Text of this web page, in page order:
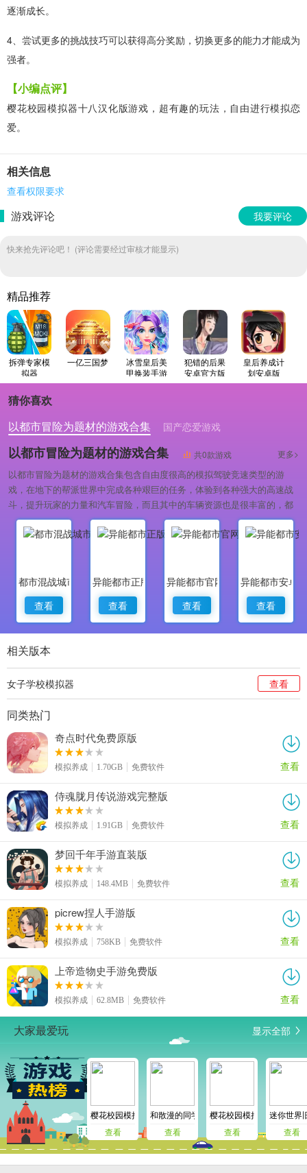
逐渐成长。
4、尝试更多的挑战技巧可以获得高分奖励，切换更多的能力才能成为
强者。
【小编点评】
樱花校园模拟器十八汉化版游戏，超有趣的玩法，自由进行模拟恋
爱。
相关信息
查看权限要求
游戏评论 我要评论
快来抢先评论吧！ (评论需要经过审核才能显示)
精品推荐
拆弹专家模
拟器
一亿三国梦
冰雪皇后美
甲换装手游
免费版
犯错的后果
安卓官方版
皇后养成计
划安卓版
猜你喜欢
以都市冒险为题材的游戏合集
国产恋爱游戏
像素冒险策略类手游
以都市冒险为题材的游戏合集 共0款游戏 更多>
以都市冒险为题材的游戏合集包含自由度很高的模拟驾驶竞速类型的游
戏，在地下的帮派世界中完成各种艰巨的任务，体验到各种强大的高速战
斗，提升玩家的力量和汽车冒险，而且其中的车辆资源也是很丰富的，都
是能够有着不同的体验的哦，感兴趣的就来吧。
都市混战城市竞速
查看
异能都市正版
查看
异能都市官网版
查看
异能都市安卓
查看
相关版本
女子学校模拟器 查看
同类热门
奇点时代免费原版
模拟养成 1.70GB 免费软件 查看
侍魂胧月传说游戏完整版
模拟养成 1.91GB 免费软件 查看
梦回千年手游直装版
模拟养成 148.4MB 免费软件 查看
picrew捏人手游版
模拟养成 758KB 免费软件 查看
上帝造物史手游免费版
模拟养成 62.8MB 免费软件 查看
大家最爱玩 显示全部
樱花校园模拟器十八汉化版
查看
和散漫的同学一起度过的生活安卓版
查看
樱花校园模拟器万圣节版
查看
迷你世界
查看